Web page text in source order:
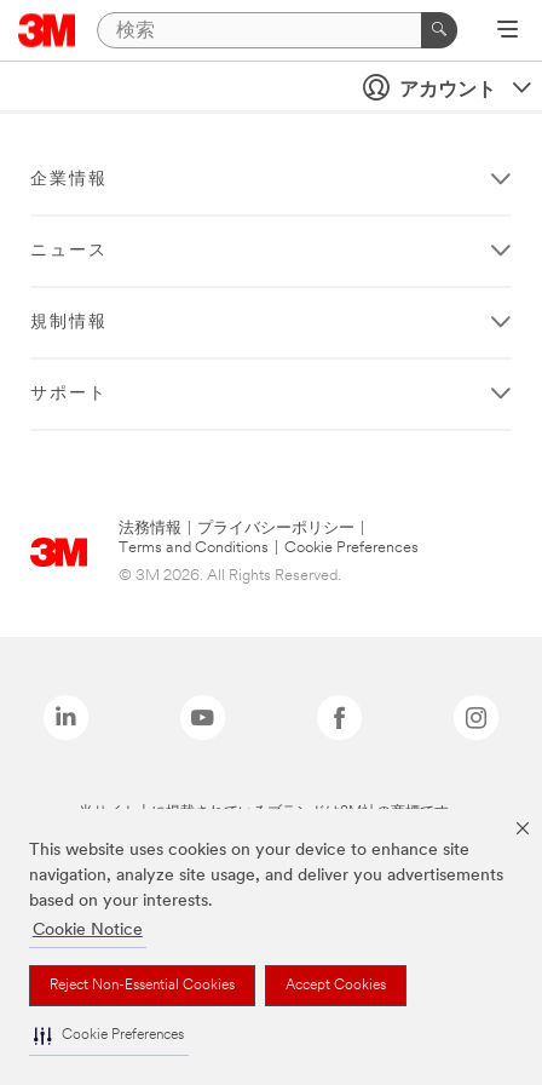
This website uses cookies on your device to enhance site
navigation, analyze site usage, and deliver you advertisements
based on your interests.
Cookie Notice
Reject Non-Essential Cookies Accept Cookies
Cookie Preferences
アカウント
企業情報
ニュース
規制情報
サポート
法務情報 プライバシーポリシー
Terms and Conditions
Cookie Preferences
© 3M 2026. All Rights Reserved.
当サイト上に掲載されているブランドは3M社の商標です。